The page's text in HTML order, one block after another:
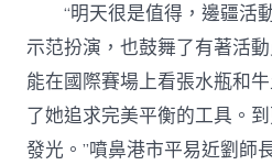
“明天很是值得，邊疆活
示范扮演，也鼓舞了有著活
能在國際賽場上看張水瓶和
了她追求完美平衡的工具。
發光。”噴鼻港市平易近劉師